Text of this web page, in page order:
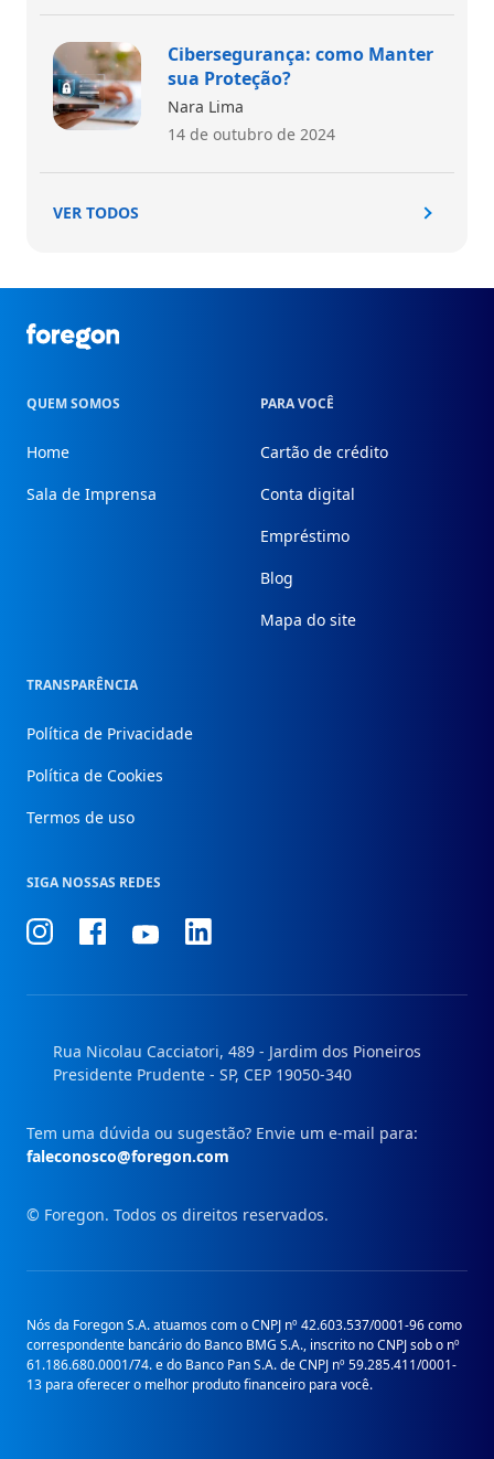
Cibersegurança: como Manter
sua Proteção?
Nara Lima
14 de outubro de 2024
VER TODOS
Foregon.com
QUEM SOMOS
Home
Sala de Imprensa
PARA VOCÊ
Cartão de crédito
Conta digital
Empréstimo
Blog
Mapa do site
TRANSPARÊNCIA
Política de Privacidade
Política de Cookies
Termos de uso
SIGA NOSSAS REDES
ConheçaConheçaConheçaConheça
Rua Nicolau Cacciatori, 489 - Jardim dos Pioneiros
Presidente Prudente - SP, CEP 19050-340
Tem uma dúvida ou sugestão? Envie um e-mail para:
faleconosco@foregon.com
© Foregon. Todos os direitos reservados.
Nós da Foregon S.A. atuamos com o CNPJ nº 42.603.537/0001-96 como
correspondente bancário do Banco BMG S.A., inscrito no CNPJ sob o nº
61.186.680.0001/74. e do Banco Pan S.A. de CNPJ nº 59.285.411/0001-
13 para oferecer o melhor produto financeiro para você.